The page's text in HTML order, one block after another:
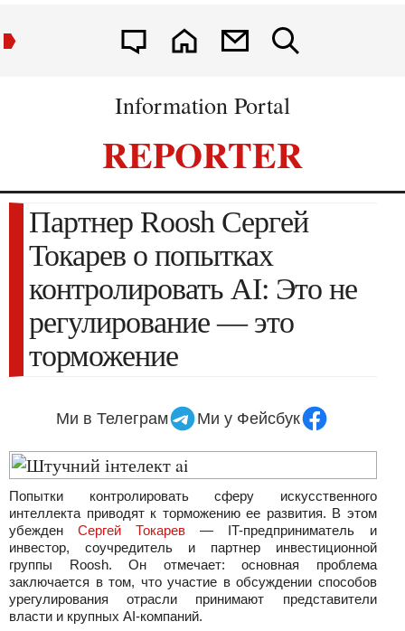
Information Portal
REPORTER
Партнер Roosh Сергей
Токарев о попытках
контролировать AI: Это не
регулирование — это
торможение
Ми в Телеграм Ми у Фейсбук
Попытки контролировать сферу искусственного
интеллекта приводят к торможению ее развития. В этом
убежденСергей Токарев — IT-предприниматель и
инвестор, соучредитель и партнер инвестиционной
группы Roosh. Он отмечает: основная проблема
заключается в том, что участие в обсуждении способов
урегулирования отрасли принимают представители
власти и крупных AI-компаний.